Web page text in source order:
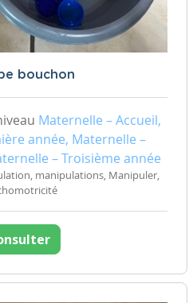
bouchon
Maternelle – Accueil,
année, Maternelle –
– Troisième année
manipulations, Manipuler,